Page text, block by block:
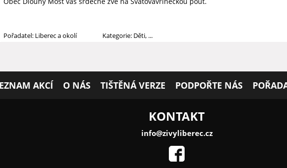
Pořadatel: Liberec a okolí Kategorie: Děti, ...
AKCÍ O NÁS TIŠTĚNÁ VERZE PODPOŘTE NÁS
KONTAKT
info@zivyliberec.cz